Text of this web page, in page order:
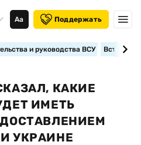
Аа Поддержать
и руководства ВСУ
КАКИЕ
ИМЕТЬ
УКРАИНЕ